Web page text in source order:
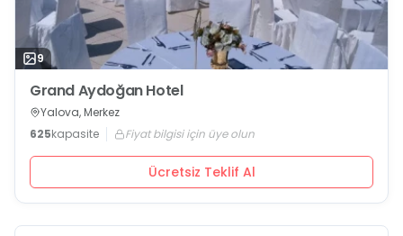
9
Grand Aydoğan Hotel
Yalova, Merkez
625kapasite Fiyat bilgisi için üye olun
Ücretsiz Teklif Al